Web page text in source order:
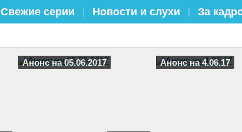
Свежие серии Новости и слухи За
Анонс на 05.06.2017 Анонс на 4.06.17